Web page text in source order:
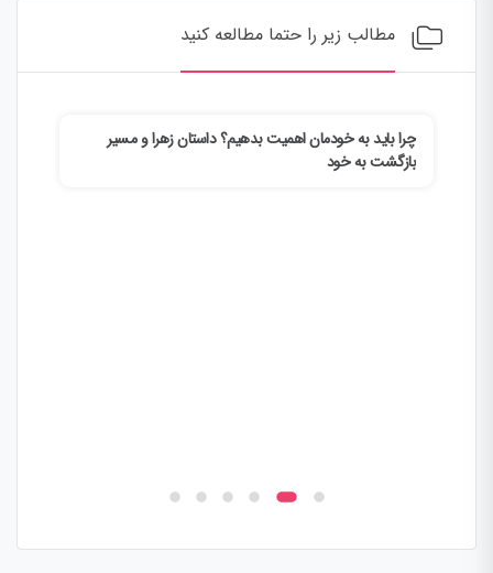
مطالب زیر را حتما مطالعه کنید
چرا باید به خودمان اهمیت بدهیم؟ داستان زهرا و مسیر
بازگشت به خود